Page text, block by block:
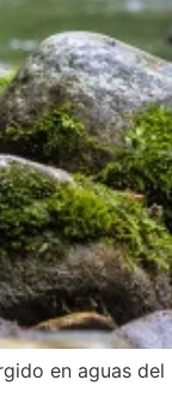
en aguas